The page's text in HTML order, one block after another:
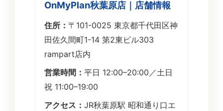
OnMyPlan秋葉原店｜店舗情報
住所： 〒101-0025 東京都千代田区神
田佐久間町1-14 第2東ビル303
rampart店内
営業時間： 平日 12:00–20:00／土日
祝 11:00–19:00
アクセス： JR秋葉原駅 昭和通り口エ